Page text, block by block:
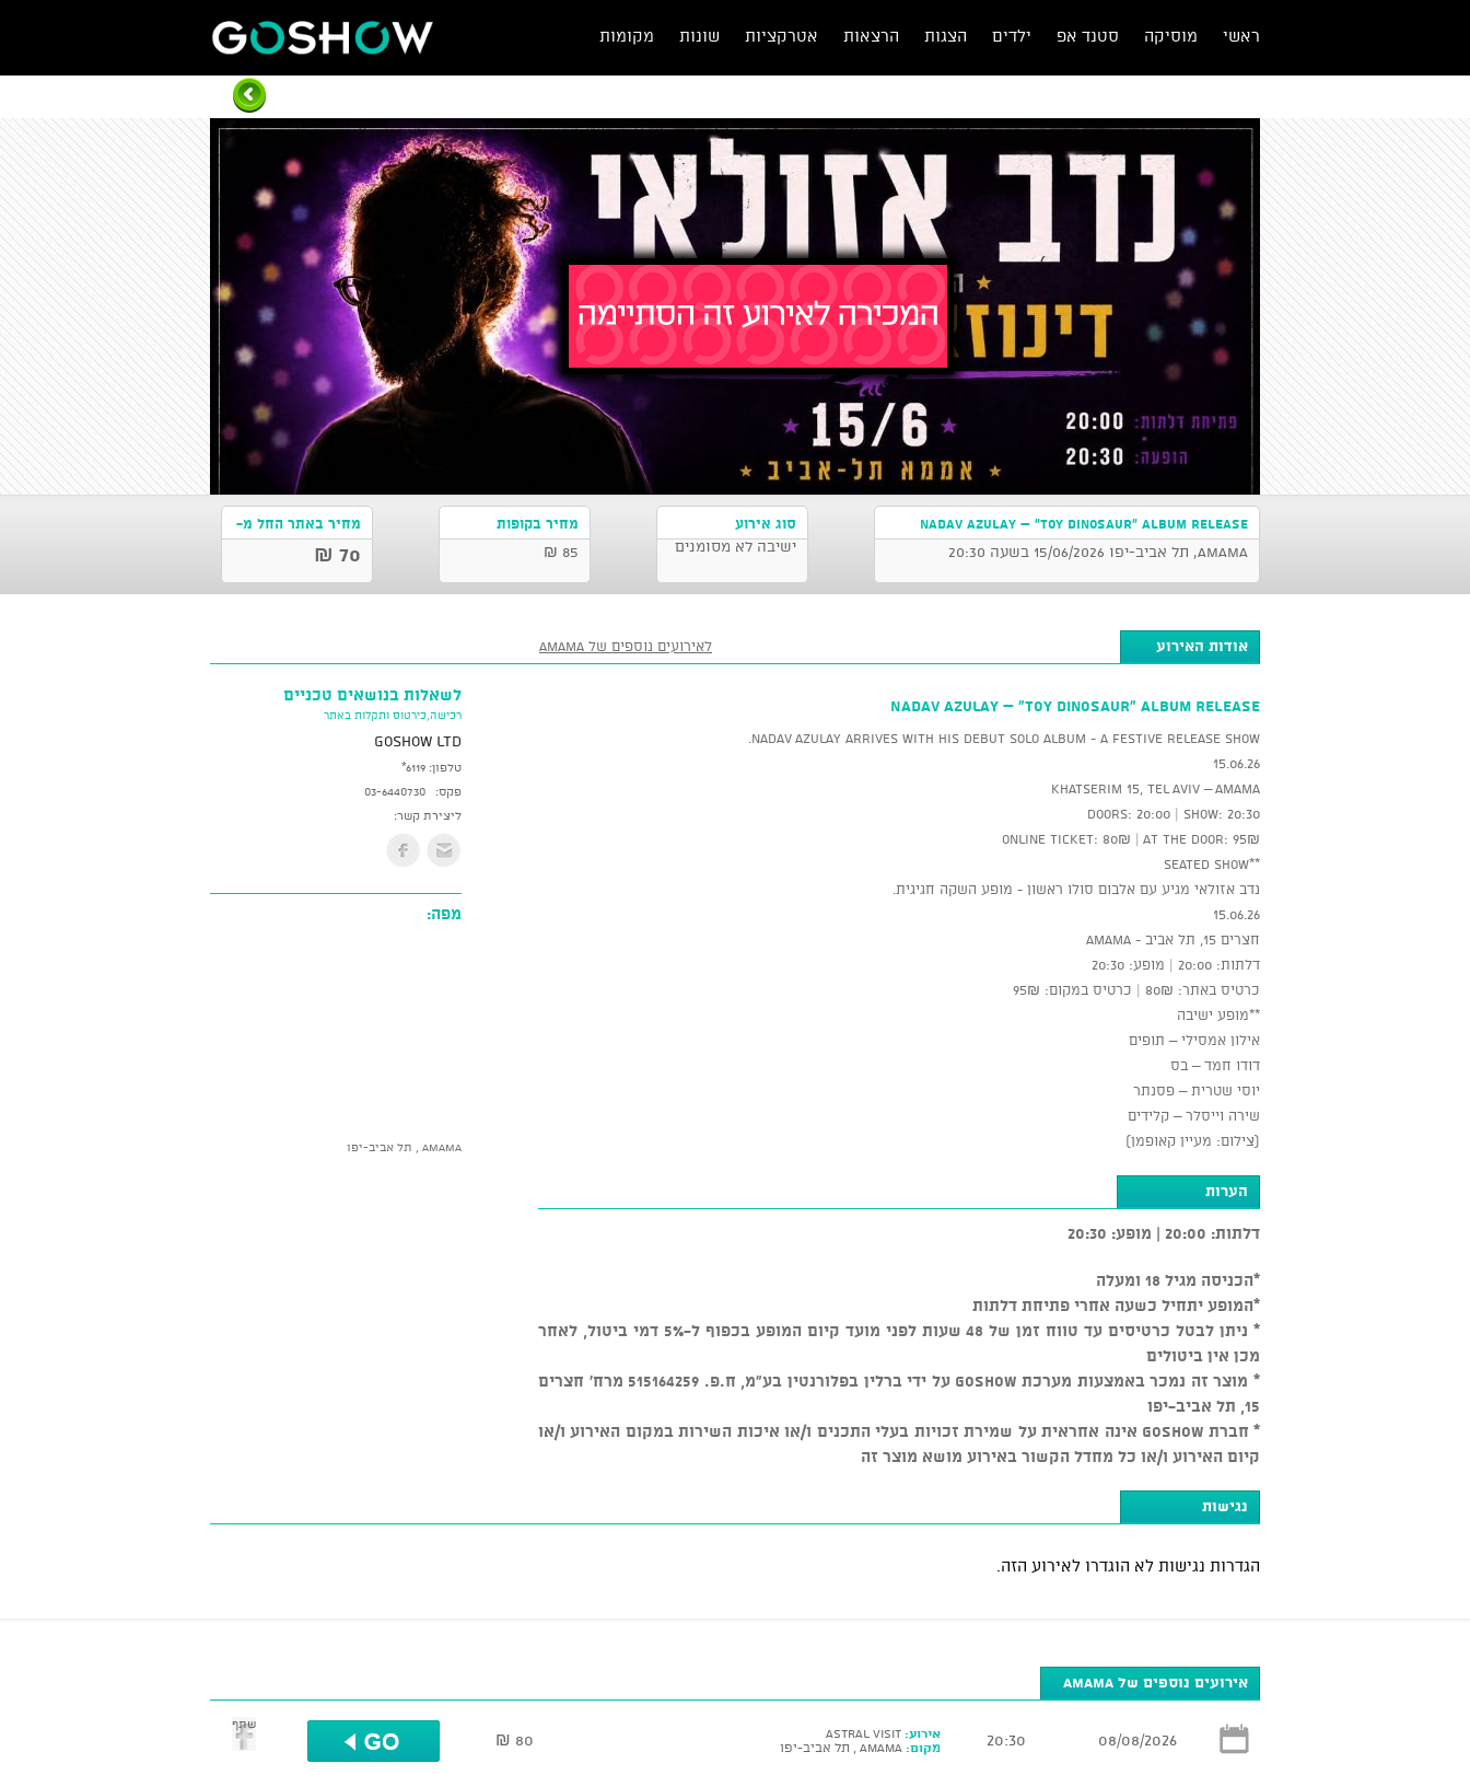
ראשי מוסיקה סטנד אפ ילדים הצגות הרצאות אטרקציות שונות מקומות
NADAV AZULAY – “Toy Dinosaur” Album Release
AMAMA, תל אביב-יפו 15/06/2026 בשעה 20:30
סוג אירוע
ישיבה לא מסומנים
מחיר בקופות
85 ₪
מחיר באתר החל מ-
70 ₪
אודות האירוע לאירועים נוספים של AMAMA
NADAV AZULAY – “Toy Dinosaur” Album Release
Nadav Azulay arrives with his debut solo album - a festive release show.
15.06.26
Khatserim 15, Tel Aviv – AMAMA
Doors: 20:00 | Show: 20:30
Online ticket: 80₪ | At the door: 95₪
**Seated show
נדב אזולאי מגיע עם אלבום סולו ראשון - מופע השקה חגיגית.
15.06.26
חצרים 15, תל אביב - AMAMA
דלתות: 20:00 | מופע: 20:30
כרטיס באתר: 80₪ | כרטיס במקום: 95₪
**מופע ישיבה
אילון אמסילי – תופים
דודו חמד – בס
יוסי שטרית – פסנתר
שירה וייסלר – קלידים
(צילום: מעיין קאופמן)
הערות
דלתות: 20:00 | מופע: 20:30
*הכניסה מגיל 18 ומעלה
*המופע יתחיל כשעה אחרי פתיחת דלתות
* ניתן לבטל כרטיסים עד טווח זמן של 48 שעות לפני מועד קיום המופע בכפוף ל-5% דמי ביטול, לאחר
מכן אין ביטולים
* מוצר זה נמכר באמצעות מערכת GOSHOW על ידי ברלין בפלורנטין בע"מ, ח.פ. 515164259 מרח' חצרים
15, תל אביב-יפו
* חברת GOSHOW אינה אחראית על שמירת זכויות בעלי התכנים ו/או איכות השירות במקום האירוע ו/או
קיום האירוע ו/או כל מחדל הקשור באירוע מושא מוצר זה
לשאלות בנושאים טכניים
רכישה,כירטוס ותקלות באתר
GoShow LTD
טלפון: *6119
פקס:
03-6440730
ליצירת קשר:
מפה:
AMAMA , תל אביב-יפו
נגישות
הגדרות נגישות לא הוגדרו לאירוע הזה.
אירועים נוספים של AMAMA
08/08/2026
20:30 אירוע:
מקום:
80 ₪
שתף